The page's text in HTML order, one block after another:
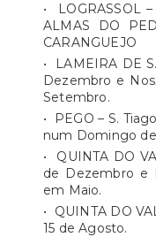
• LOGRASSOL
ALMAS DO
CARANGUEJO
• LAMEIRA DE
Dezembro e
Setembro.
• PEGO – S.
num Domingo
• QUINTA DO
de Dezembro e
em Maio.
• QUINTA DO
15 de Agosto.